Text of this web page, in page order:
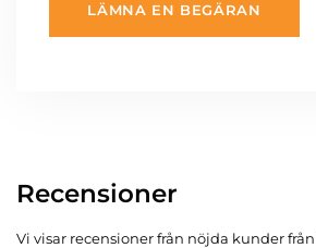
LÄMNA EN BEGÄRAN
Recensioner
Vi visar recensioner från nöjda kunder